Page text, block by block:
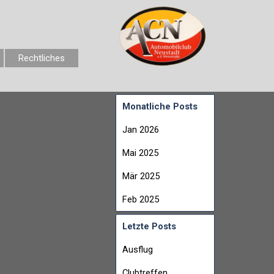
Rechtliches
Monatliche Posts
Jan 2026
Mai 2025
Mär 2025
Feb 2025
Letzte Posts
Ausflug